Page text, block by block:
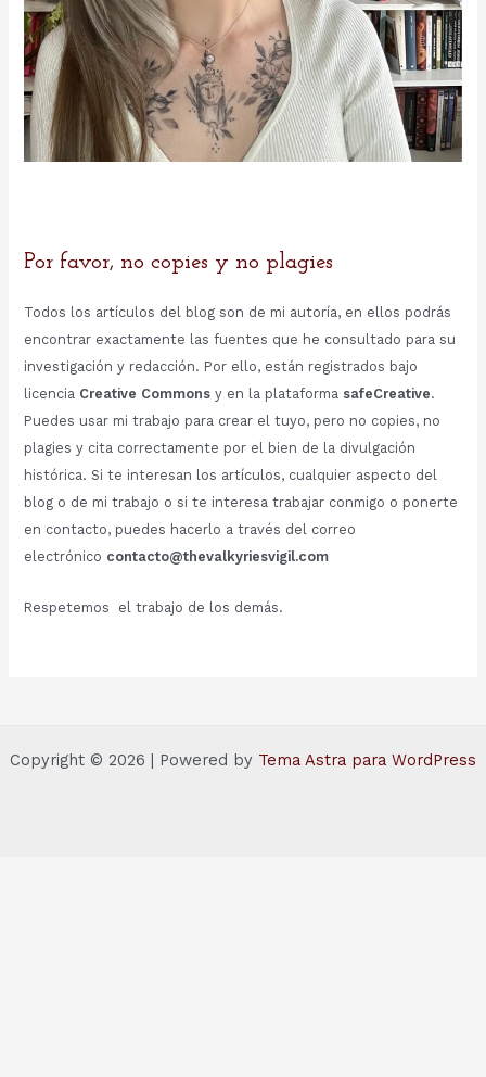
Por favor, no copies y no plagies
Todos los artículos del blog son de mi autoría, en ellos podrás
encontrar exactamente las fuentes que he consultado para su
investigación y redacción. Por ello, están registrados bajo
licencia Creative Commonsy en la plataforma safeCreative.
Puedes usar mi trabajo para crear el tuyo, pero no copies, no
plagies y cita correctamente por el bien de la divulgación
histórica. Si te interesan los artículos, cualquier aspecto del
blog o de mi trabajo o si te interesa trabajar conmigo o ponerte
en contacto, puedes hacerlo a través del correo
electrónico contacto@thevalkyriesvigil.com
Respetemos el trabajo de los demás.
Copyright © 2026 | Powered by Tema Astra para WordPress